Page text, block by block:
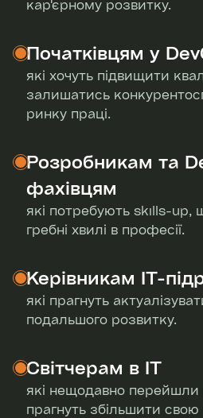
кар'єрному розвитку.
Початківцям у
які хочуть підвищити
залишатись
ринку праці.
Розробникам та
фахівцям
які потребують skills-
гребні хвилі в професії.
Керівникам ІТ-
які прагнуть
подальшого розвитку.
Світчерам в ІТ
які нещодавно
прагнуть збільшити